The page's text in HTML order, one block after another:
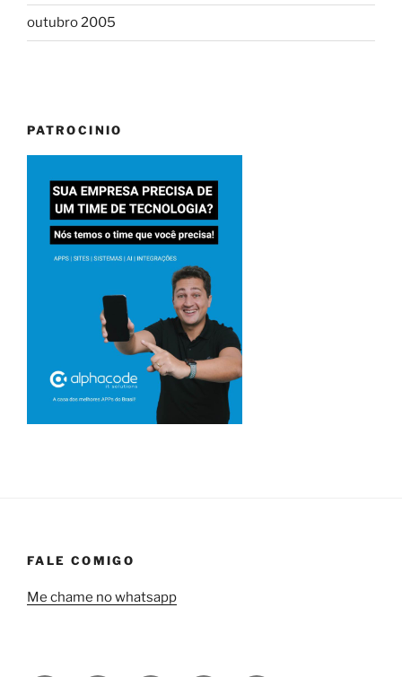
outubro 2005
PATROCINIO
FALE COMIGO
Me chame no whatsapp